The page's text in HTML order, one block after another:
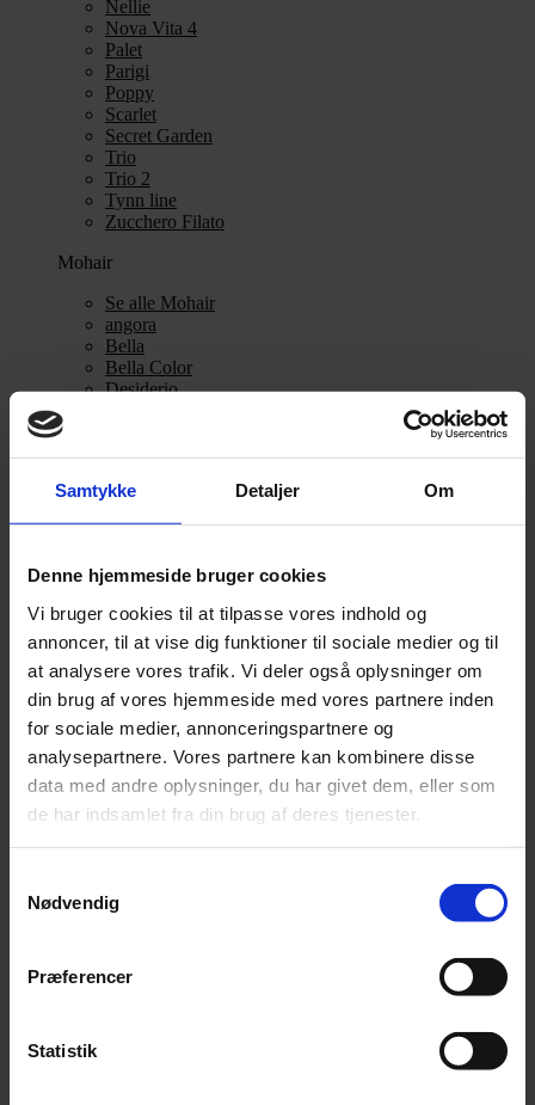
Samtykke Detaljer Om
Denne hjemmeside bruger cookies
Vi bruger cookies til at tilpasse vores indhold og
annoncer, til at vise dig funktioner til sociale medier og til
at analysere vores trafik. Vi deler også oplysninger om
din brug af vores hjemmeside med vores partnere inden
for sociale medier, annonceringspartnere og
analysepartnere. Vores partnere kan kombinere disse
data med andre oplysninger, du har givet dem, eller som
de har indsamlet fra din brug af deres tjenester.
Nødvendig
Præferencer
Statistik
Nellie
Nova Vita 4
Palet
Parigi
Poppy
Scarlet
Secret Garden
Trio
Trio 2
Tynn line
Zucchero Filato
Mohair
Se alle Mohair
angora
Bella
Bella Color
Desiderio
Leonora
Tilia
Tynn Silk Mohair
Bella
Bella Color
Desiderio
Filnovo
Mulberry Silk
Leonora
Silk Mohair
Tilia
Tynn Silk Mohair
Alpaka
Alpaca 2
Alpakka Ull